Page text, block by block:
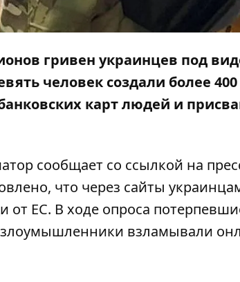
гривен украинцев под
человек создали более 400
карт людей и
сообщает со ссылкой на
что через сайты
ЕС. В ходе опроса
злоумышленники взламывали